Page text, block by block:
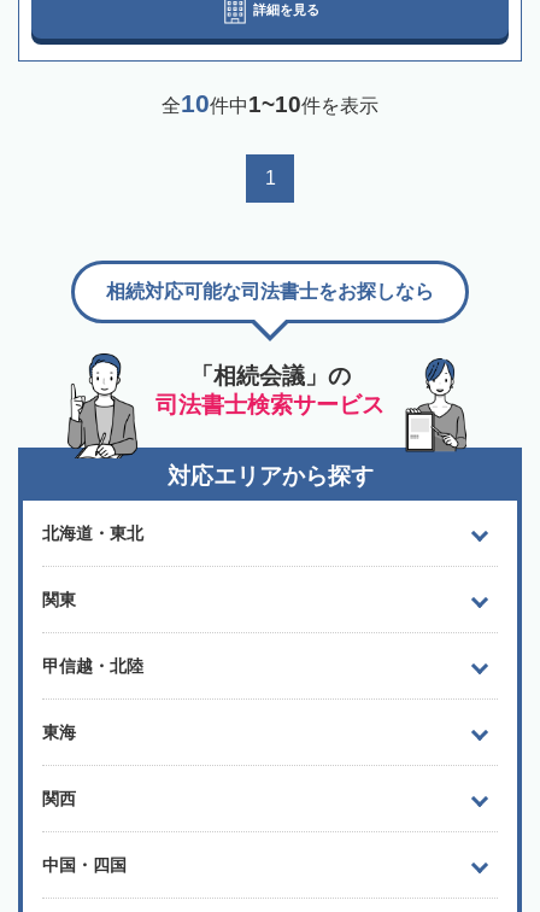
詳細を見る
全10件中1~10件を表示
1
「相続会議」の
司法書士検索サービス
相続対応可能な司法書士をお探しなら
対応エリアから探す
北海道・東北
関東
甲信越・北陸
東海
関西
中国・四国